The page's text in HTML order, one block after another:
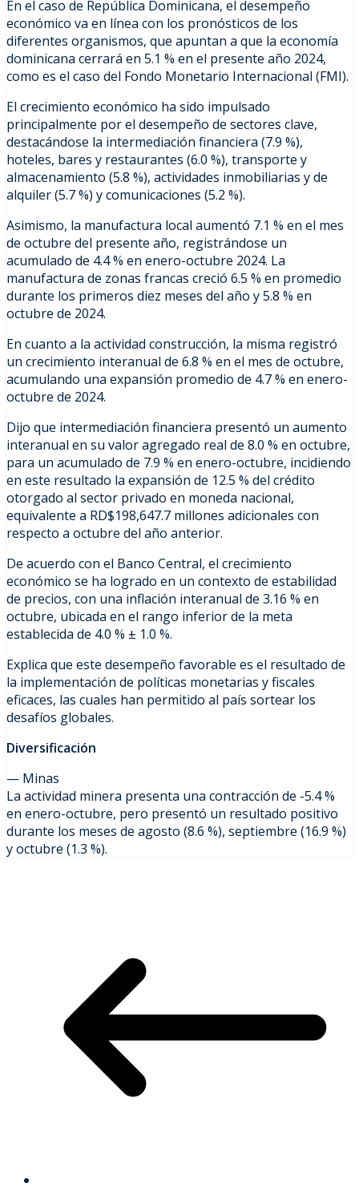
En el caso de República Dominicana, el desempeño
económico va en línea con los pronósticos de los
diferentes organismos, que apuntan a que la economía
dominicana cerrará en 5.1 % en el presente año 2024,
como es el caso del Fondo Monetario Internacional (FMI).
El crecimiento económico ha sido impulsado
principalmente por el desempeño de sectores clave,
destacándose la intermediación financiera (7.9 %),
hoteles, bares y restaurantes (6.0 %), transporte y
almacenamiento (5.8 %), actividades inmobiliarias y de
alquiler (5.7 %) y comunicaciones (5.2 %).
Asimismo, la manufactura local aumentó 7.1 % en el mes
de octubre del presente año, registrándose un
acumulado de 4.4 % en enero-octubre 2024. La
manufactura de zonas francas creció 6.5 % en promedio
durante los primeros diez meses del año y 5.8 % en
octubre de 2024.
En cuanto a la actividad construcción, la misma registró
un crecimiento interanual de 6.8 % en el mes de octubre,
acumulando una expansión promedio de 4.7 % en enero-
octubre de 2024.
Dijo que intermediación financiera presentó un aumento
interanual en su valor agregado real de 8.0 % en octubre,
para un acumulado de 7.9 % en enero-octubre, incidiendo
en este resultado la expansión de 12.5 % del crédito
otorgado al sector privado en moneda nacional,
equivalente a RD$198,647.7 millones adicionales con
respecto a octubre del año anterior.
De acuerdo con el Banco Central, el crecimiento
económico se ha logrado en un contexto de estabilidad
de precios, con una inflación interanual de 3.16 % en
octubre, ubicada en el rango inferior de la meta
establecida de 4.0 % ± 1.0 %.
Explica que este desempeño favorable es el resultado de
la implementación de políticas monetarias y fiscales
eficaces, las cuales han permitido al país sortear los
desafíos globales.
Diversificación
— Minas
La actividad minera presenta una contracción de -5.4 %
en enero-octubre, pero presentó un resultado positivo
durante los meses de agosto (8.6 %), septiembre (16.9 %)
y octubre (1.3 %).